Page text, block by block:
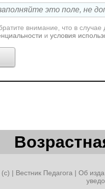
внимание, что в
и условия
| Вестник Педагога | Об